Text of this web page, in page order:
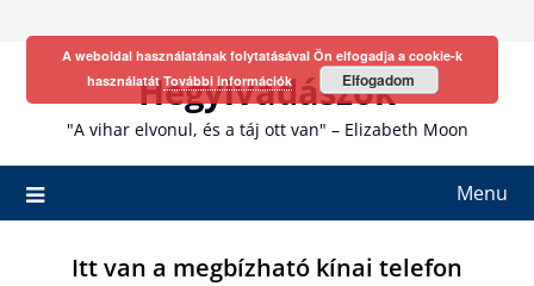
Hegyivadászok
"A vihar elvonul, és a táj ott van" – Elizabeth Moon
Menu
Itt van a megbízható kínai telefon
A weboldal használatának folytatásával Ön elfogadja a cookie-k
használatátTovábbi információk Elfogadom